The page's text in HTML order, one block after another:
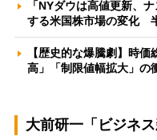
「NYダウは高値更新、
する米国株市場の変化
【歴史的な爆騰劇】時
高」「制限値幅拡大」
大前研一「ビジネ